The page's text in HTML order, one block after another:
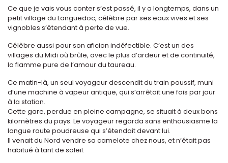
Ce que je vais vous conter s’est passé, il y a longtemps, dans un
petit village du Languedoc, célèbre par ses eaux vives et ses
vignobles s’étendant à perte de vue.
Célèbre aussi pour son aficion indéfectible. C’est un des
villages du Midi où brûle, avec le plus d’ardeur et de continuité,
la flamme pure de l’amour du taureau.
Ce matin-là, un seul voyageur descendit du train poussif, muni
d’une machine à vapeur antique, qui s’arrêtait une fois par jour
à la station.
Cette gare, perdue en pleine campagne, se situait à deux bons
kilomètres du pays. Le voyageur regarda sans enthousiasme la
longue route poudreuse qui s’étendait devant lui.
Il venait du Nord vendre sa camelote chez nous, et n’était pas
habitué à tant de soleil.